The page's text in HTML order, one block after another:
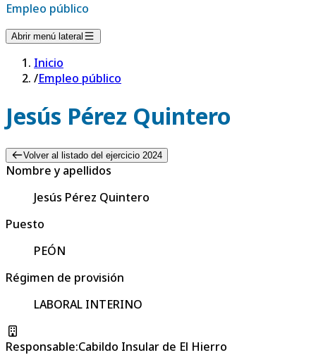
Empleo público
Abrir menú lateral
Inicio
/Empleo público
Jesús Pérez Quintero
Volver al listado del ejercicio 2024
Nombre y apellidos
Jesús Pérez Quintero
Puesto
PEÓN
Régimen de provisión
LABORAL INTERINO
Responsable:Cabildo Insular de El Hierro